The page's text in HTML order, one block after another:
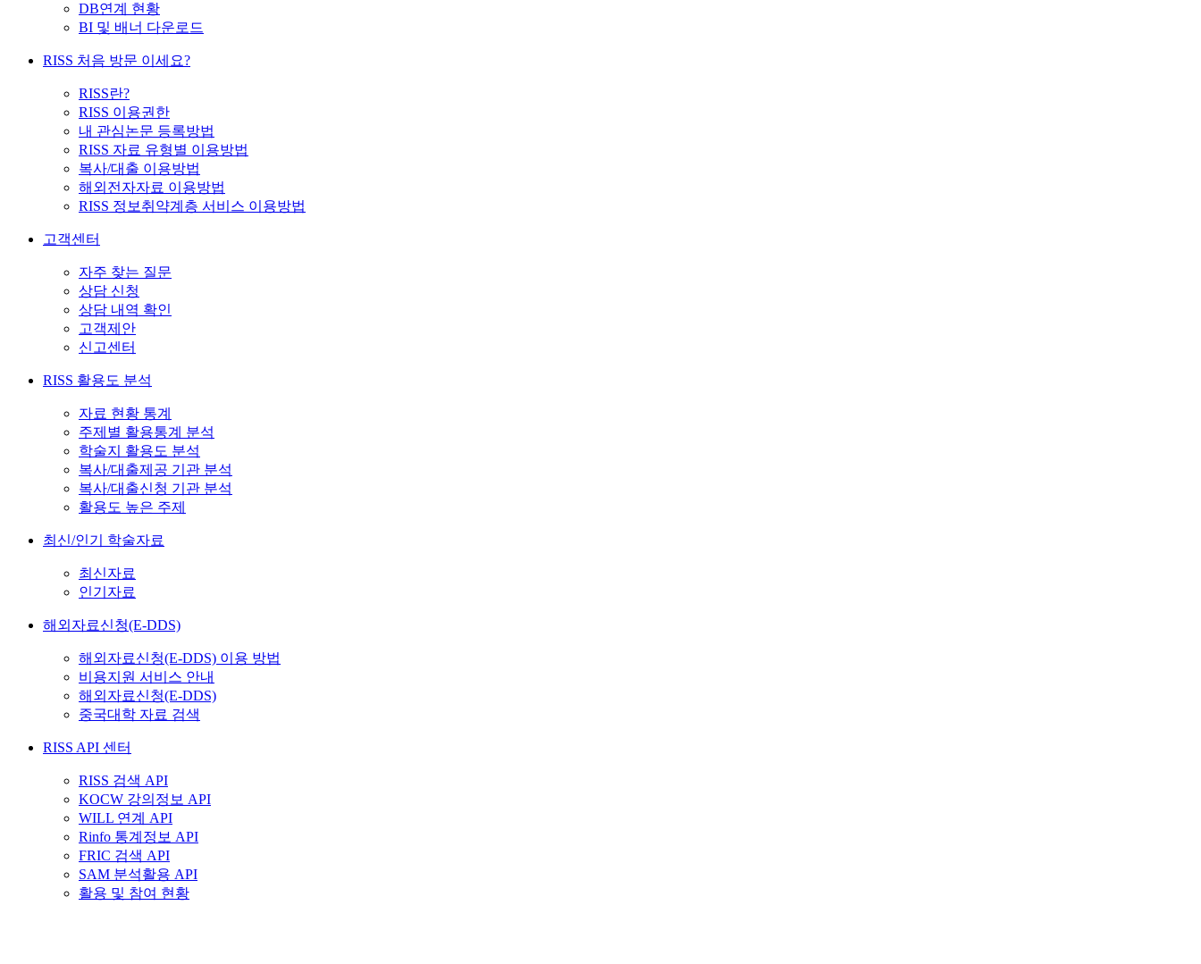
DB연계 현황
BI 및 배너 다운로드
RISS 처음 방문 이세요?
RISS란?
RISS 이용권한
내 관심논문 등록방법
RISS 자료 유형별 이용방법
복사/대출 이용방법
해외전자자료 이용방법
RISS 정보취약계층 서비스 이용방법
고객센터
자주 찾는 질문
상담 신청
상담 내역 확인
고객제안
신고센터
RISS 활용도 분석
자료 현황 통계
주제별 활용통계 분석
학술지 활용도 분석
복사/대출제공 기관 분석
복사/대출신청 기관 분석
활용도 높은 주제
최신/인기 학술자료
최신자료
인기자료
해외자료신청(E-DDS)
해외자료신청(E-DDS) 이용 방법
비용지원 서비스 안내
해외자료신청(E-DDS)
중국대학 자료 검색
RISS API 센터
RISS 검색 API
KOCW 강의정보 API
WILL 연계 API
Rinfo 통계정보 API
FRIC 검색 API
SAM 분석활용 API
활용 및 참여 현황